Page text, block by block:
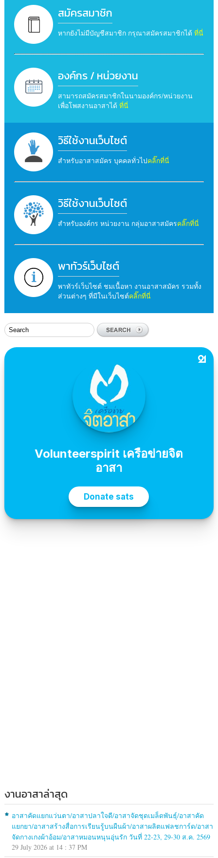
สมัครสมาชิก
หากยังไม่มีบัญชีสมาชิก กรุณาสมัครสมาชิกได้ ที่นี่
องค์กร / หน่วยงาน
สามารถสมัครสมาชิกในนามองค์กร/หน่วยงาน
เพื่อโพสงานอาสาได้ ที่นี่
วิธีใช้งานเว็บไซต์
สำหรับอาสาสมัคร บุคคลทั่วไปคลิ๊กที่นี่
วิธีใช้งานเว็บไซต์
สำหรับองค์กร หน่วยงาน กลุ่มอาสาสมัครคลิ๊กที่นี่
พาทัวร์เว็บไซต์
พาทัวร์เว็บไซต์ ชมเนื้อหา งานอาสาสมัคร รวมทั้ง
ส่วนต่างๆ ที่มีในเว็บไซต์คลิ๊กที่นี่
งานอาสาล่าสุด
อาสาคัดแยกแว่นตา/อาสาปลาใจดี/อาสาจัดชุดเมล็ดพันธุ์/อาสาคัด
แยกยา/อาสาสร้างสื่อการเรียนรู้บนผืนผ้า/อาสาผลิตแฟลชการ์ด/อาสา
จัดกางเกงผ้าอ้อม/อาสาหมอนหนุนอุ่นรัก วันที่ 22-23, 29-30 ส.ค. 2569
29 July 2026 at 14 : 37 PM